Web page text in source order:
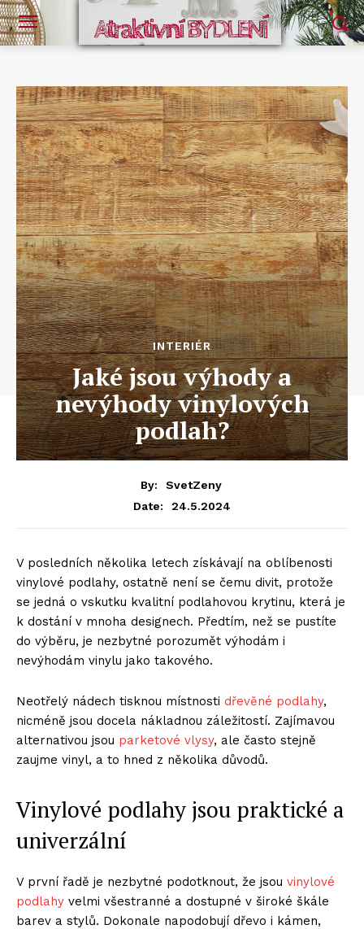
Atraktivní BYDLENÍ
INTERIÉR
Jaké jsou výhody a
nevýhody vinylových
podlah?
By:
SvetZeny
Date:
24.5.2024
V posledních několika letech získávají na oblíbenosti
vinylové podlahy, ostatně není se čemu divit, protože
se jedná o vskutku kvalitní podlahovou krytinu, která je
k dostání v mnoha designech. Předtím, než se pustíte
do výběru, je nezbytné porozumět výhodám i
nevýhodám vinylu jako takového.
Neotřelý nádech tisknou místnosti dřevěné podlahy,
nicméně jsou docela nákladnou záležitostí. Zajímavou
alternativou jsou parketové vlysy, ale často stejně
zaujme vinyl, a to hned z několika důvodů.
Vinylové podlahy jsou praktické a
univerzální
V první řadě je nezbytné podotknout, že jsou vinylové
podlahy velmi všestranné a dostupné v široké škále
barev a stylů. Dokonale napodobují dřevo i kámen,